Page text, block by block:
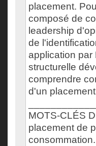
placement.
composé de
leadership
de
application par
structurelle
comprendre
d'un
MOTS-CLÉS
placement de
consommation.